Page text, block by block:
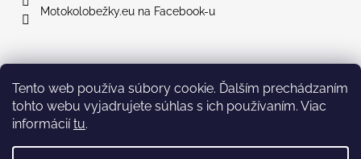
Tento web používa súbory cookie. Ďalším prechádzaním
tohto webu vyjadrujete súhlas s ich používaním. Viac
informáciítu.
Motokolobežky.eu na Facebook-u
Facebook